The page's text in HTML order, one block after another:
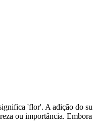
'flor'. A adição do
ou importância.